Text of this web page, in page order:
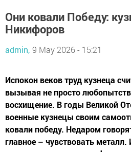
Они ковали Победу:
Никифоров
admin, 9 May 2026 - 15:21
Испокон веков труд кузнеца
вызывая не просто
восхищение. В годы Великой
военные кузнецы своим
ковали победу. Недаром
главное – чувствовать